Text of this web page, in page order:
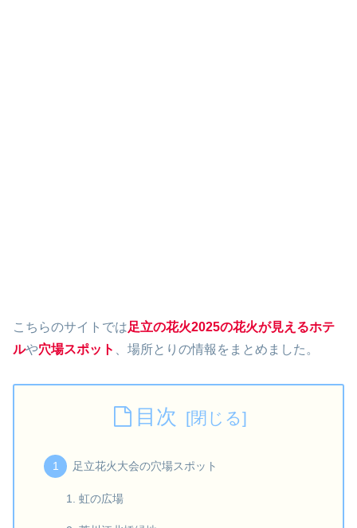
こちらのサイトでは足立の花火2025の花火が見えるホテ
ルや穴場スポット 、場所とりの情報をまとめました。
目次
足立花火大会の穴場スポット
虹の広場